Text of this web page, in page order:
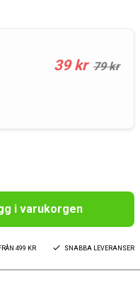
39 kr 79 kr
i varukorgen
499 KR SNABBA LEVERANSER